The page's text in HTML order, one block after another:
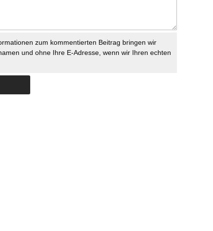
zum kommentierten Beitrag bringen wir
und ohne Ihre E-Adresse, wenn wir Ihren echten